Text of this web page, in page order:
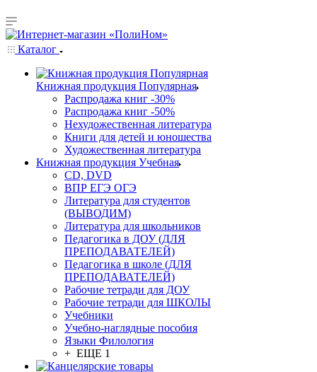
Каталог
Книжная продукция Популярная
Распродажа книг -30%
Распродажа книг -50%
Нехудожественная литература
Книги для детей и юношества
Художественная литература
Книжная продукция Учебная
CD, DVD
ВПР ЕГЭ ОГЭ
Литература для студентов
(ВЫВОДИМ)
Литература для школьников
Педагогика в ДОУ (ДЛЯ
ПРЕПОДАВАТЕЛЕЙ)
Педагогика в школе (ДЛЯ
ПРЕПОДАВАТЕЛЕЙ)
Рабочие тетради для ДОУ
Рабочие тетради для ШКОЛЫ
Учебники
Учебно-наглядные пособия
Языки Филология
+ ЕЩЕ 1